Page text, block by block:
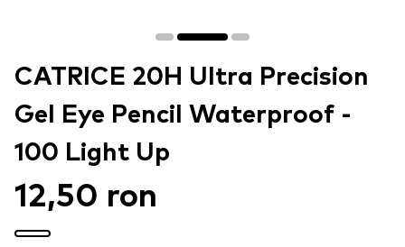
CATRICE 20H Ultra Precision
Gel Eye Pencil Waterproof -
100 Light Up
12,50 ron